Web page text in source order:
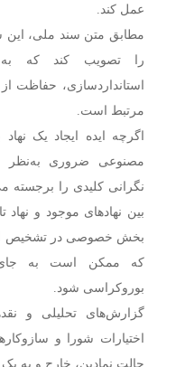
عمل کند.
مطابق متن سند ملی، این
را تصویب کند که به
استانداردسازی،
مرتبط است.
اگرچه ایده ایجاد یک
مصنوعی ضروری به‌نظر
نگرانی کلیدی را برجسته
بین نهادهای موجود و
بخش خصوصی در تشخیص
که ممکن است به جای
بوروکراسی شود.
گزارش‌های تحلیلی و
اختیارات شورا و
حالت نمادین، خارج و به یک